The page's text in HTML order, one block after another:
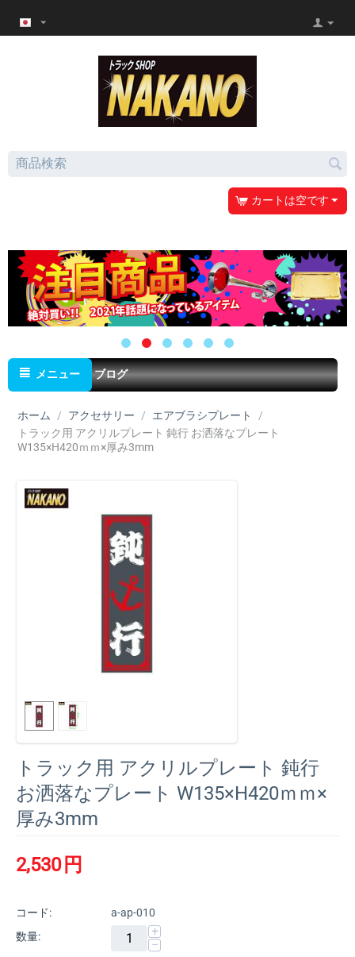
カートは空です
メニュー ブログ
ホーム / アクセサリー / エアブラシプレート
/
トラック用 アクリルプレート 鈍行 お洒落なプレート
W135×H420ｍｍ×厚み3mm
トラック用 アクリルプレート 鈍行
お洒落なプレート W135×H420ｍｍ×
厚み3mm
2,530 円
コード:
a-ap-010
数量:
+
−